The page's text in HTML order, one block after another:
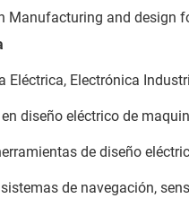
Manufacturing and design
Eléctrica, Electrónica
diseño eléctrico de
de diseño
de navegación,